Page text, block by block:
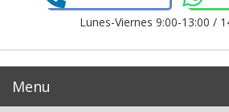
Lunes-Viernes 9:00-13:00 /
Menu